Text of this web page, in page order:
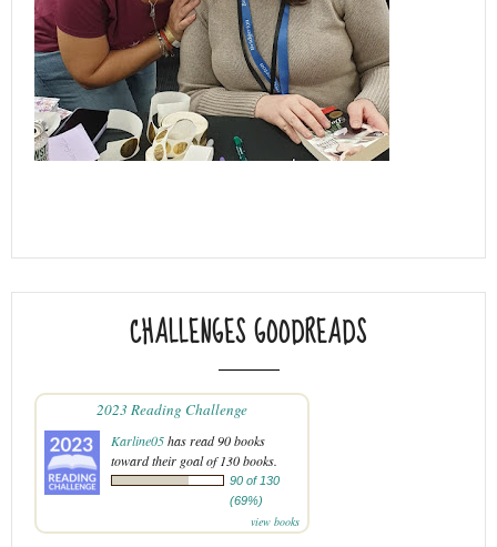
CHALLENGES GOODREADS
2023 Reading Challenge
Karline05has read 90 books
toward their goal of 130 books.
90 of 130
(69%)
view books